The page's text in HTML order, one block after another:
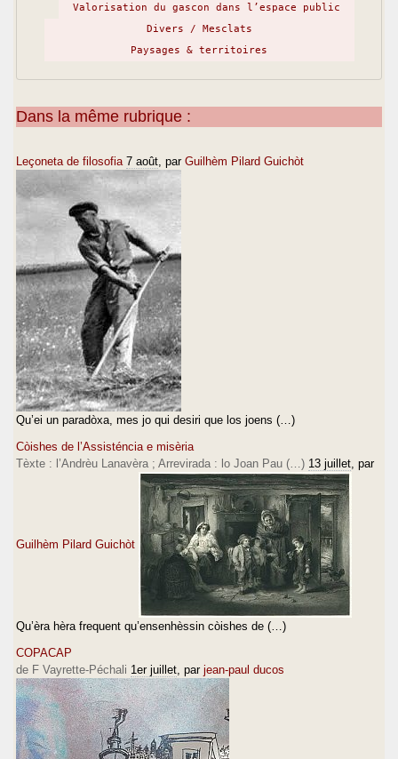
Valorisation du gascon dans l’espace public
Divers / Mesclats
Paysages & territoires
Dans la même rubrique :
Leçoneta de filosofia 7 août , par Guilhèm Pilard Guichòt
Qu’ei un paradòxa, mes jo qui desiri que los joens (…)
Còishes de l’Assisténcia e misèria
Tèxte : l’Andrèu Lanavèra ; Arrevirada : lo Joan Pau (…) 13 juillet , par
Guilhèm Pilard Guichòt
Qu’èra hèra frequent qu’ensenhèssin còishes de (…)
COPACAP
de F Vayrette-Péchali 1er juillet , par jean-paul ducos